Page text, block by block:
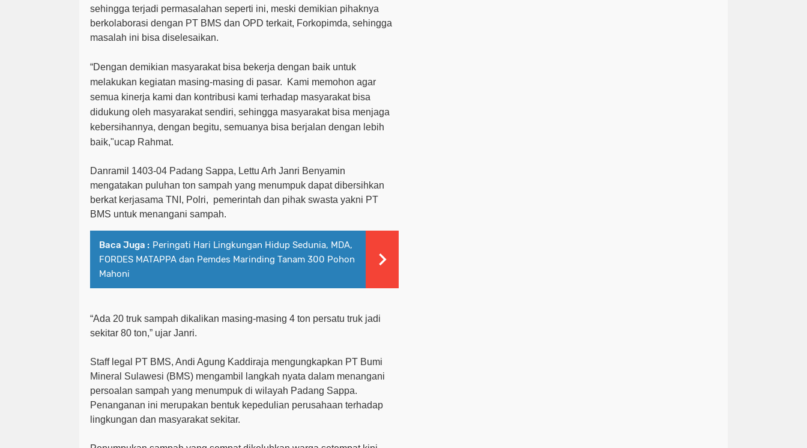
sehingga terjadi permasalahan seperti ini, meski demikian pihaknya
berkolaborasi dengan PT BMS dan OPD terkait, Forkopimda, sehingga
masalah ini bisa diselesaikan.
“Dengan demikian masyarakat bisa bekerja dengan baik untuk
melakukan kegiatan masing-masing di pasar.
Kami memohon agar
semua kinerja kami dan kontribusi kami terhadap masyarakat bisa
didukung oleh masyarakat sendiri, sehingga masyarakat bisa menjaga
kebersihannya, dengan begitu, semuanya bisa berjalan dengan lebih
baik,"ucap Rahmat.
Danramil 1403-04 Padang Sappa, Lettu Arh Janri Benyamin
mengatakan puluhan ton sampah yang menumpuk dapat dibersihkan
berkat kerjasama TNI, Polri, pemerintah dan pihak swasta yakni PT
BMS untuk menangani sampah.
Baca Juga : Peringati Hari Lingkungan Hidup Sedunia, MDA,
FORDES MATAPPA dan Pemdes Marinding Tanam 300 Pohon
Mahoni
“Ada 20 truk sampah dikalikan masing-masing 4 ton persatu truk jadi
sekitar 80 ton,” ujar Janri.
Staff legal PT BMS, Andi Agung Kaddiraja mengungkapkan PT Bumi
Mineral Sulawesi (BMS) mengambil langkah nyata dalam menangani
persoalan sampah yang menumpuk di wilayah Padang Sappa.
Penanganan ini merupakan bentuk kepedulian perusahaan terhadap
lingkungan dan masyarakat sekitar.